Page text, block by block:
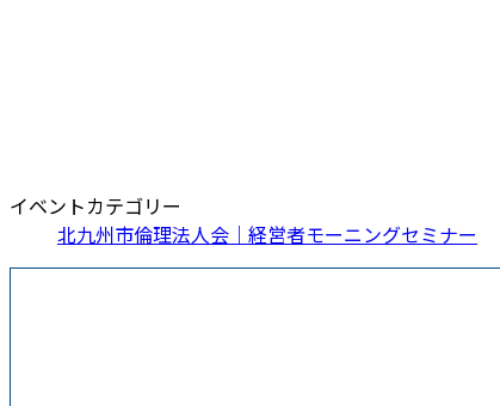
イベントカテゴリー
北九州市倫理法人会｜経営者モーニングセミナー